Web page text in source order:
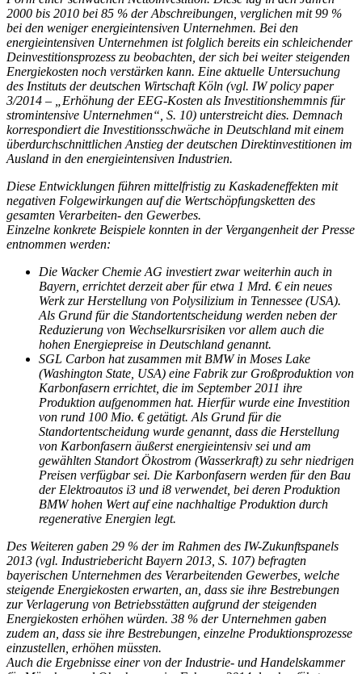
2000 bis 2010 bei 85 % der Abschreibungen, verglichen mit 99 %
bei den weniger energieintensiven Unternehmen. Bei den
energieintensiven Unternehmen ist folglich bereits ein schleichender
Deinvestitionsprozess zu beobachten, der sich bei weiter steigenden
Energiekosten noch verstärken kann. Eine aktuelle Untersuchung
des Instituts der deutschen Wirtschaft Köln (vgl. IW policy paper
3/2014 – „Erhöhung der EEG-Kosten als Investitionshemmnis für
stromintensive Unternehmen“, S. 10) unterstreicht dies. Demnach
korrespondiert die Investitionsschwäche in Deutschland mit einem
überdurchschnittlichen Anstieg der deutschen Direktinvestitionen im
Ausland in den energieintensiven Industrien.
Diese Entwicklungen führen mittelfristig zu Kaskadeneffekten mit
negativen Folgewirkungen auf die Wertschöpfungsketten des
gesamten Verarbeiten- den Gewerbes.
Einzelne konkrete Beispiele konnten in der Vergangenheit der Presse
entnommen werden:
Die Wacker Chemie AG investiert zwar weiterhin auch in
Bayern, errichtet derzeit aber für etwa 1 Mrd. € ein neues
Werk zur Herstellung von Polysilizium in Tennessee (USA).
Als Grund für die Standortentscheidung werden neben der
Reduzierung von Wechselkursrisiken vor allem auch die
hohen Energiepreise in Deutschland genannt.
SGL Carbon hat zusammen mit BMW in Moses Lake
(Washington State, USA) eine Fabrik zur Großproduktion von
Karbonfasern errichtet, die im September 2011 ihre
Produktion aufgenommen hat. Hierfür wurde eine Investition
von rund 100 Mio. € getätigt. Als Grund für die
Standortentscheidung wurde genannt, dass die Herstellung
von Karbonfasern äußerst energieintensiv sei und am
gewählten Standort Ökostrom (Wasserkraft) zu sehr niedrigen
Preisen verfügbar sei. Die Karbonfasern werden für den Bau
der Elektroautos i3 und i8 verwendet, bei deren Produktion
BMW hohen Wert auf eine nachhaltige Produktion durch
regenerative Energien legt.
Des Weiteren gaben 29 % der im Rahmen des IW-Zukunftspanels
2013 (vgl. Industriebericht Bayern 2013, S. 107) befragten
bayerischen Unternehmen des Verarbeitenden Gewerbes, welche
steigende Energiekosten erwarten, an, dass sie ihre Bestrebungen
zur Verlagerung von Betriebsstätten aufgrund der steigenden
Energiekosten erhöhen würden. 38 % der Unternehmen gaben
zudem an, dass sie ihre Bestrebungen, einzelne Produktionsprozesse
einzustellen, erhöhen müssten.
Auch die Ergebnisse einer von der Industrie- und Handelskammer